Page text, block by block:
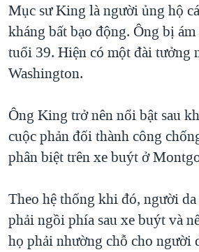
Mục sư King là người ủng hộ
kháng bất bạo động. Ông bị
tuổi 39. Hiện có một đài tưởng
Washington.
Ông King trở nên nổi bật sau
cuộc phản đối thành công
phân biệt trên xe buýt ở
Theo hệ thống khi đó, người
phải ngồi phía sau xe buýt và
họ phải nhường chỗ cho người